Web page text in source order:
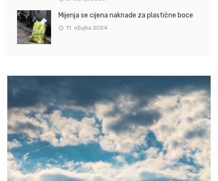
Mijenja se cijena naknade za plastične boce
11. ožujka 2024.